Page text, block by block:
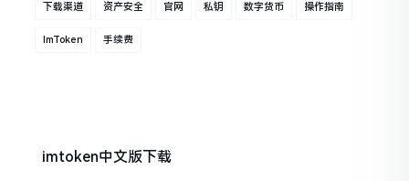
下载渠道 资产安全 官网 私钥 数字货币 操作指南
ImToken 手续费
imtoken中文版下载